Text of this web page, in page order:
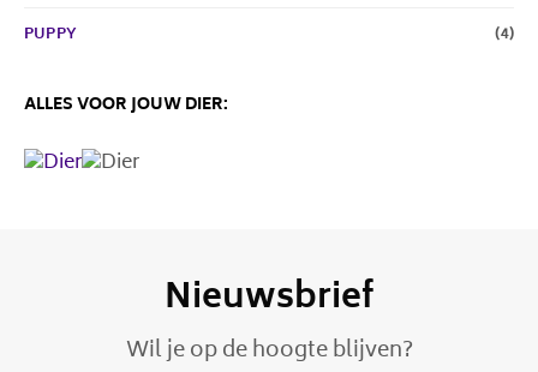
PUPPY (4)
ALLES VOOR JOUW DIER:
Nieuwsbrief
Wil je op de hoogte blijven?